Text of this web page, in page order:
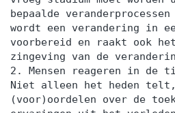
bepaalde
wordt een verandering in
voorbereid en raakt ook het
zingeving van de
2. Mensen reageren in de
Niet alleen het heden
(voor)oordelen over de